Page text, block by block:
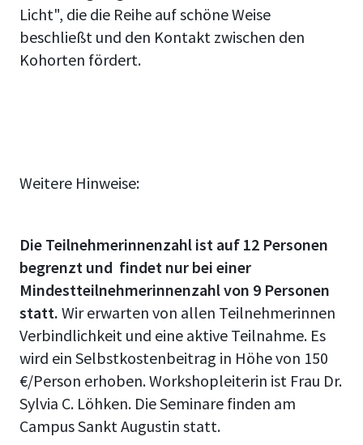
Licht", die die Reihe auf schöne Weise
beschließt und den Kontakt zwischen den
Kohorten fördert.
Weitere Hinweise:
Die Teilnehmerinnenzahl ist auf 12 Personen
begrenzt und findet nur bei einer
Mindestteilnehmerinnenzahl von 9 Personen
statt. Wir erwarten von allen Teilnehmerinnen
Verbindlichkeit und eine aktive Teilnahme. Es
wird ein Selbstkostenbeitrag in Höhe von 150
€/Person erhoben. Workshopleiterin ist Frau Dr.
Sylvia C. Löhken. Die Seminare finden am
Campus Sankt Augustin statt.